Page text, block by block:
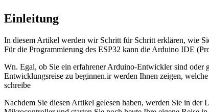
Einleitung
In diesem Artikel werden wir Schritt für Schritt erklären, wie
Für die Programmierung des ESP32 kann die Arduino IDE
Wn. Egal, ob Sie ein erfahrener Arduino-Entwickler sind
Entwicklungsreise zu beginnen.ir werden Ihnen zeigen,
schreibe
Nachdem Sie diesen Artikel gelesen haben, werden Sie in